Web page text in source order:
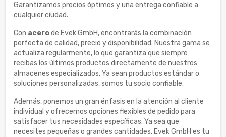
Garantizamos precios óptimos y una entrega confiable a
cualquier ciudad.
Con acerode Evek GmbH, encontrarás la combinación
perfecta de calidad, precio y disponibilidad. Nuestra gama se
actualiza regularmente, lo que garantiza que siempre
recibas los últimos productos directamente de nuestros
almacenes especializados. Ya sean productos estándar o
soluciones personalizadas, somos tu socio confiable.
Además, ponemos un gran énfasis en la atención al cliente
individual y ofrecemos opciones flexibles de pedido para
satisfacer tus necesidades específicas. Ya sea que
necesites pequeñas o grandes cantidades, Evek GmbH es tu